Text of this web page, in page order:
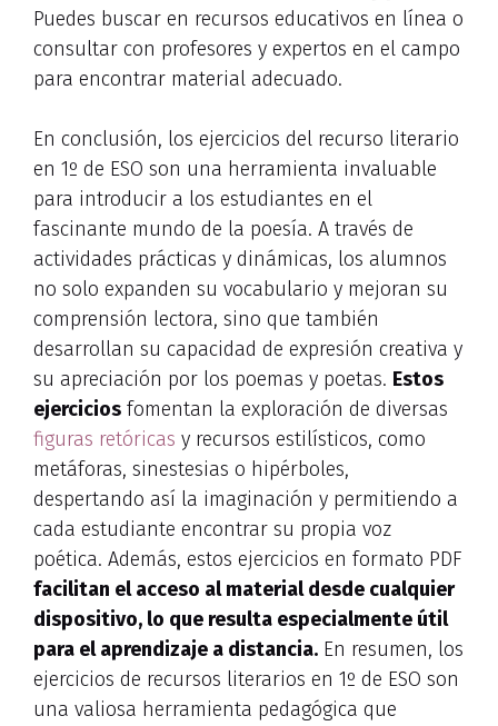
Puedes buscar en recursos educativos en línea o
consultar con profesores y expertos en el campo
para encontrar material adecuado.
En conclusión, los ejercicios del recurso literario
en 1º de ESO son una herramienta invaluable
para introducir a los estudiantes en el
fascinante mundo de la poesía. A través de
actividades prácticas y dinámicas, los alumnos
no solo expanden su vocabulario y mejoran su
comprensión lectora, sino que también
desarrollan su capacidad de expresión creativa y
su apreciación por los poemas y poetas. Estos
ejercicios fomentan la exploración de diversas
figuras retóricas y recursos estilísticos, como
metáforas, sinestesias o hipérboles,
despertando así la imaginación y permitiendo a
cada estudiante encontrar su propia voz
poética. Además, estos ejercicios en formato PDF
facilitan el acceso al material desde cualquier
dispositivo, lo que resulta especialmente útil
para el aprendizaje a distancia. En resumen, los
ejercicios de recursos literarios en 1º de ESO son
una valiosa herramienta pedagógica que